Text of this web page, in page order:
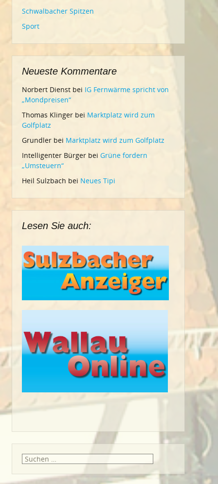
Schwalbacher Spitzen
Sport
Neueste Kommentare
Norbert Dienst bei IG Fernwärme spricht von
„Mondpreisen“
Thomas Klinger bei Marktplatz wird zum
Golfplatz
Grundler bei Marktplatz wird zum Golfplatz
Intelligenter Bürger bei Grüne fordern
„Umsteuern“
Heil Sulzbach bei Neues Tipi
Lesen Sie auch:
Suche